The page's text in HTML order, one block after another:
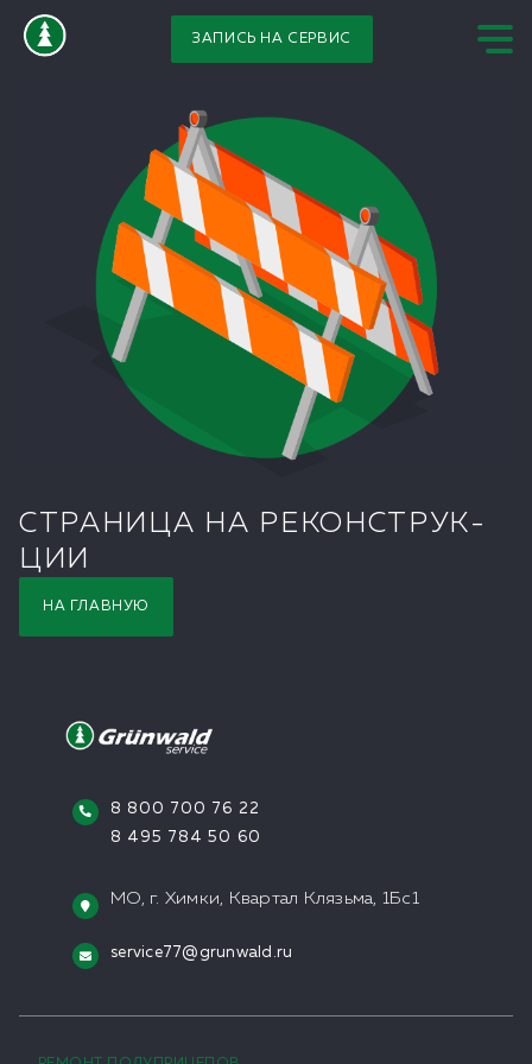
ЗАПИСЬ НА СЕРВИС
СТРАНИЦА НА РЕКОНСТРУК­
ЦИИ
НА ГЛАВНУЮ
8 800 700 76 22
8 495 784 50 60
МО, г. Химки, Квартал Клязьма, 1Бс1
service77@grunwald.ru